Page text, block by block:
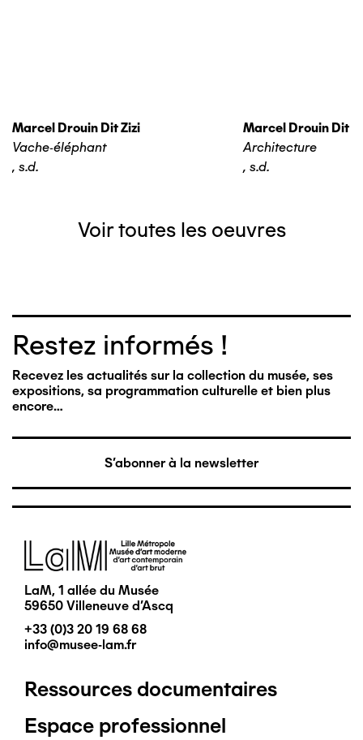
Marcel Drouin Dit Zizi
Vache-éléphant
, s.d.
Marcel Drouin Dit
Architecture
, s.d.
Voir toutes les oeuvres
Restez informés !
Recevez les actualités sur la collection du musée, ses
expositions, sa programmation culturelle et bien plus
encore…
S'abonner à la newsletter
Image
LaM, 1 allée du Musée
59650 Villeneuve d'Ascq
+33 (0)3 20 19 68 68
info@musee-lam.fr
Pied
Ressources documentaires
Espace professionnel